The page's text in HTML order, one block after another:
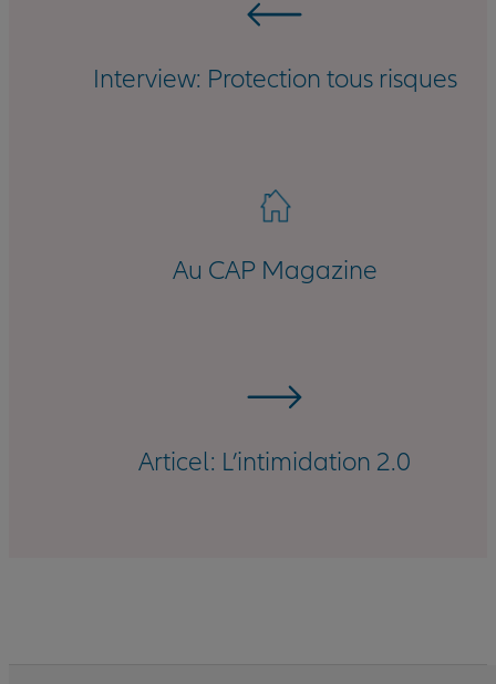
Interview: Protection tous risques
Au CAP Magazine
Articel: L’intimidation 2.0